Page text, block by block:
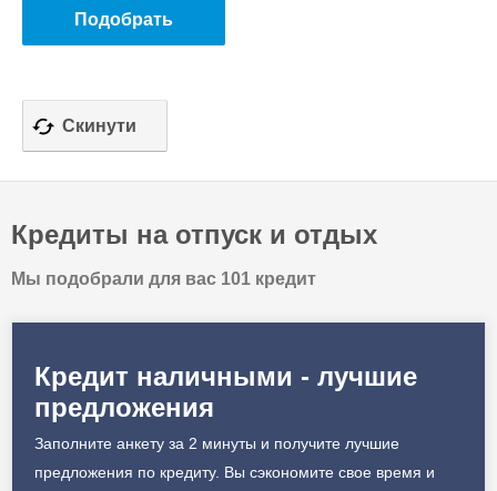
Кредиты на отпуск и отдых
Мы подобрали для вас 101 кредит
Кредит наличными - лучшие
предложения
Заполните анкету за 2 минуты и получите лучшие
предложения по кредиту. Вы сэкономите свое время и